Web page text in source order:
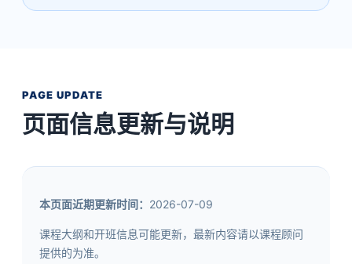
PAGE UPDATE
页面信息更新与说明
本页面近期更新时间： 2026-07-09
课程大纲和开班信息可能更新，最新内容请以课程顾问
提供的为准。